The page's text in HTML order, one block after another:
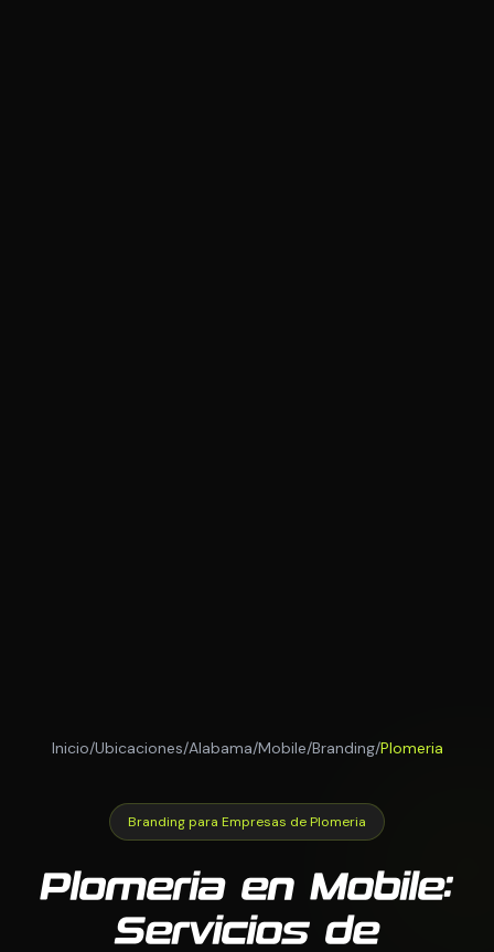
Inicio/Ubicaciones/Alabama/Mobile/Branding/Plomeria
Branding para Empresas de Plomeria
Plomeria en Mobile:
Servicios de